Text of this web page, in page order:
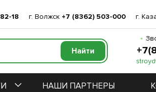
18 г. Волжск +7 (8362) 503-000 г.
НАШИ ПАРТНЕРЫ